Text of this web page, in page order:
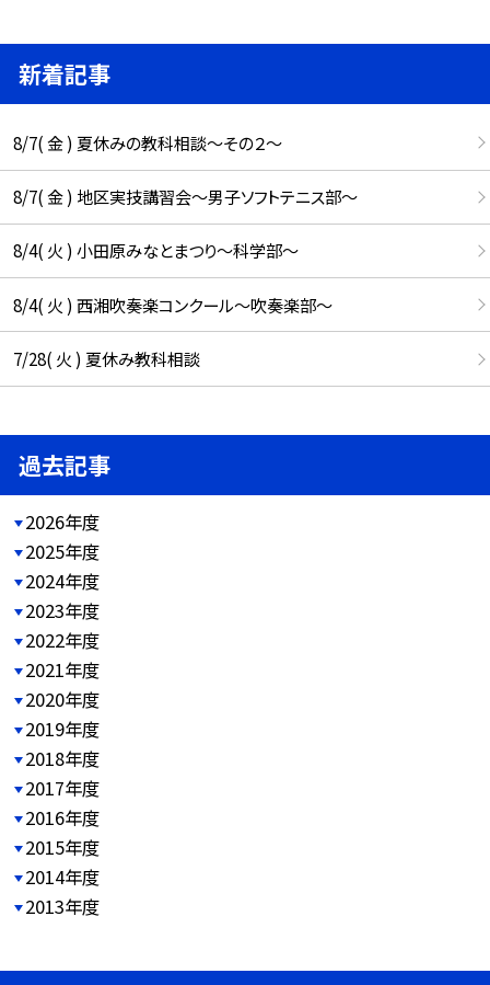
新着記事
8/7( 金 ) 夏休みの教科相談～その２～
8/7( 金 ) 地区実技講習会～男子ソフトテニス部～
8/4( 火 ) 小田原みなとまつり～科学部～
8/4( 火 ) 西湘吹奏楽コンクール～吹奏楽部～
7/28( 火 ) 夏休み教科相談
過去記事
2026年度
2025年度
2024年度
2023年度
2022年度
2021年度
2020年度
2019年度
2018年度
2017年度
2016年度
2015年度
2014年度
2013年度